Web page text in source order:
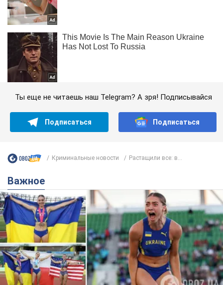
Ты еще не читаешь наш Telegram? А зря! Подписывайся
Подписаться Подписаться
Криминальные новости Растащили все: в...
Важное